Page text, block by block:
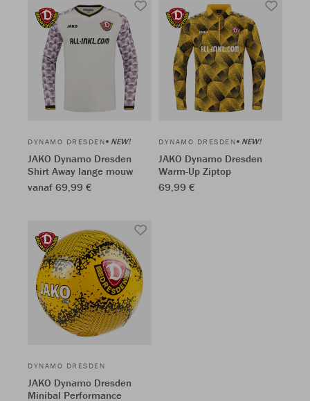
DYNAMO DRESDEN NEW!
JAKO Dynamo Dresden
Shirt Away lange mouw
vanaf 69,99 €
DYNAMO DRESDEN NEW!
JAKO Dynamo Dresden
Warm-Up Ziptop
69,99 €
DYNAMO DRESDEN
JAKO Dynamo Dresden
Minibal Performance